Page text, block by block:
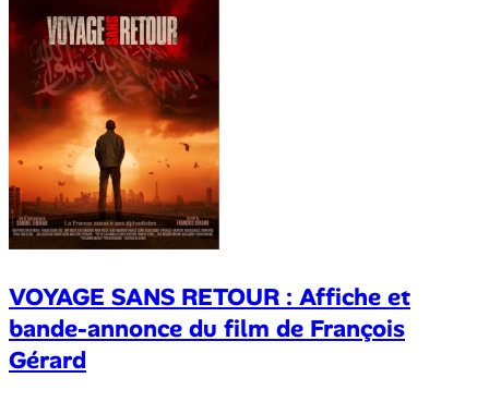
VOYAGE SANS RETOUR : Affiche et
bande-annonce du film de François
Gérard